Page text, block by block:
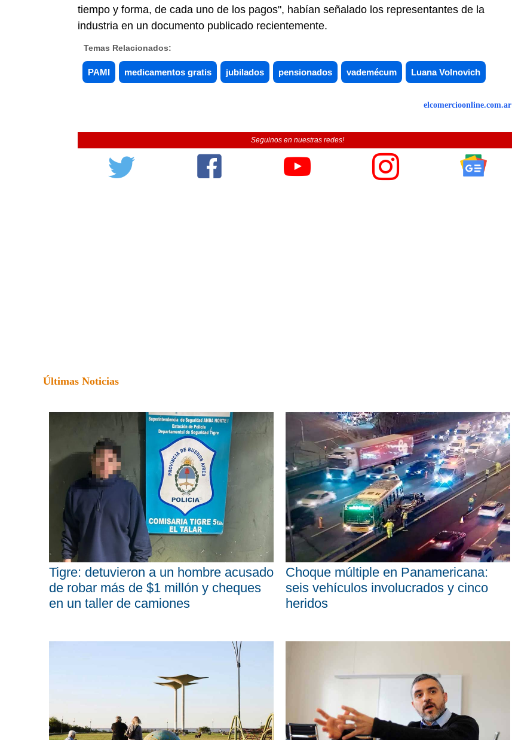
tiempo y forma, de cada uno de los pagos", habían señalado los representantes de la
industria en un documento publicado recientemente.
Temas Relacionados:
PAMI medicamentos gratis jubilados pensionados vademécum Luana Volnovich
elcomercioonline.com.ar
Seguinos en nuestras redes!
Últimas Noticias
Tigre: detuvieron a un hombre acusado
de robar más de $1 millón y cheques
en un taller de camiones
Choque múltiple en Panamericana:
seis vehículos involucrados y cinco
heridos